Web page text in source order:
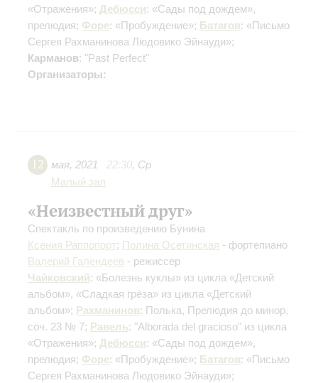
«Отражения»; Дебюсси: «Сады под дождем»,
прелюдия; Форе: «Пробуждение»; Батагов: «Письмо
Сергея Рахманинова Людовико Эйнауди»;
Карманов: "Past Perfect"
Организаторы:
12 мая, 2021 22:30, Ср
Малый зал
«Неизвестный друг»
Спектакль по произведению Бунина
Ксения Раппопорт; Полина Осетинская - фортепиано
Валерий Галендеев - режиссер
Чайковский: «Болезнь куклы» из цикла «Детский
альбом», «Сладкая грёза» из цикла «Детский
альбом»; Рахманинов: Полька, Прелюдия до минор,
соч. 23 № 7; Равель: "Alborada del gracioso" из цикла
«Отражения»; Дебюсси: «Сады под дождем»,
прелюдия; Форе: «Пробуждение»; Батагов: «Письмо
Сергея Рахманинова Людовико Эйнауди»;